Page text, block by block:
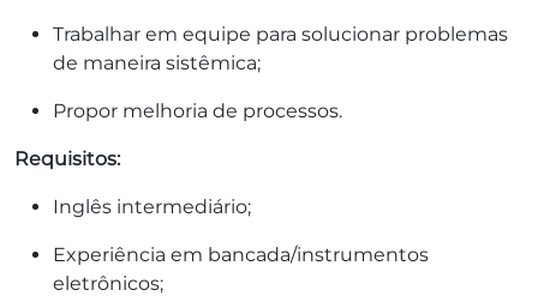
Trabalhar em equipe para solucionar problemas
de maneira sistêmica;
Propor melhoria de processos.
Requisitos:
Inglês intermediário;
Experiência em bancada/instrumentos
eletrônicos;